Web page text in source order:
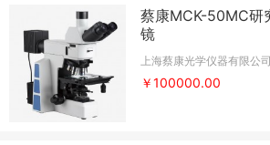
蔡康MCK-50MC研
镜
上海蔡康光学仪器有限公司
￥100000.00